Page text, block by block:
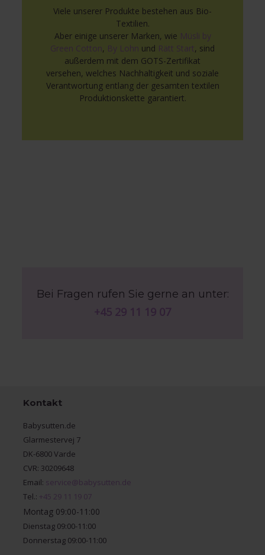
Viele unserer Produkte bestehen aus Bio-
Textilien.
Aber einige unserer Marken, wie Müsli by
Green Cotton, By Lohn und Rätt Start, sind
außerdem mit dem GOTS-Zertifikat
versehen, welches Nachhaltigkeit und soziale
Verantwortung entlang der gesamten textilen
Produktionskette garantiert.
Bei Fragen rufen Sie gerne an unter:
+45 29 11 19 07
Kontakt
Babysutten.de
Glarmestervej 7
DK-6800 Varde
CVR: 30209648
Email: service@babysutten.de
Tel.: +45 29 11 19 07
Montag 09:00-11:00
Dienstag 09:00-11:00
Donnerstag 09:00-11:00